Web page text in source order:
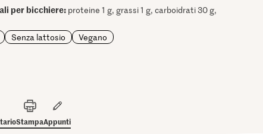
per bicchiere: proteine 1 g, grassi 1 g, carboidrati 30 g,
Senza lattosio Vegano
StampaAppunti